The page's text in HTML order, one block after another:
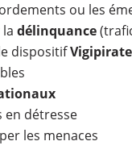
ou les
délinquance
dispositifVigipirate
détresse
les menaces